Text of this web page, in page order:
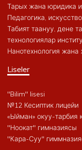
Тарых жана юридика
Педагогика,
Табият таануу, дене
технологиялар
Нанотехнология жана
Liseler
"Bilim" lisesi
№12 Кесиптик лицейи
«Ыйман» окуу-тарбия
"Ноокат" гимназиясы
"Кара-Суу"